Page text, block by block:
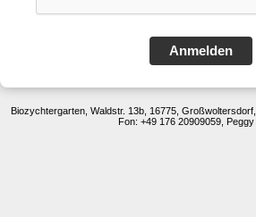
Anmelden
Biozychtergarten, Waldstr. 13b, 16775,
Fon: +49 176 20909059,